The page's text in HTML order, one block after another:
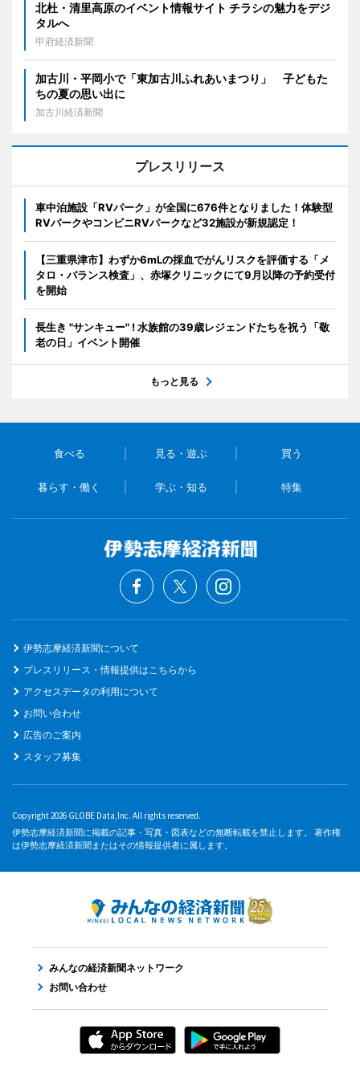
北杜・清里高原のイベント情報サイト チラシの魅力をデジ
タルへ
甲府経済新聞
加古川・平岡小で「東加古川ふれあいまつり」 子どもた
ちの夏の思い出に
加古川経済新聞
プレスリリース
車中泊施設「RVパーク」が全国に676件となりました！体験型
RVパークやコンビニRVパークなど32施設が新規認定！
【三重県津市】わずか6mLの採血でがんリスクを評価する「メ
タロ・バランス検査」、赤塚クリニックにて9月以降の予約受付
を開始
長生き "サンキュー" ! 水族館の39歳レジェンドたちを祝う「敬
老の日」イベント開催
もっと見る
食べる 見る・遊ぶ 買う
暮らす・働く 学ぶ・知る 特集
伊勢志摩経済新聞について
プレスリリース・情報提供はこちらから
アクセスデータの利用について
お問い合わせ
広告のご案内
スタッフ募集
Copyright 2026 GLOBE Data,Inc. All rights reserved.
伊勢志摩経済新聞に掲載の記事・写真・図表などの無断転載を禁止します。 著作権
は伊勢志摩経済新聞またはその情報提供者に属します。
みんなの経済新聞ネットワーク
お問い合わせ